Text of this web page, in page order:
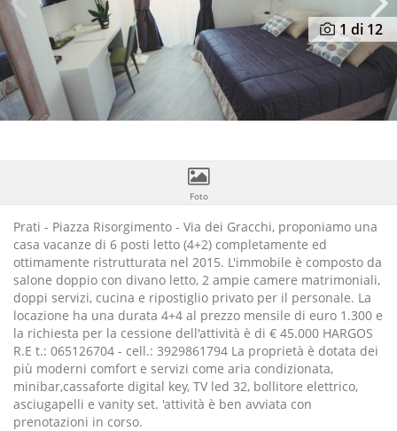
1 di 12
Previous
Foto
Prati - Piazza Risorgimento - Via dei Gracchi, proponiamo una
casa vacanze di 6 posti letto (4+2) completamente ed
ottimamente ristrutturata nel 2015. L'immobile è composto da
salone doppio con divano letto, 2 ampie camere matrimoniali,
doppi servizi, cucina e ripostiglio privato per il personale. La
locazione ha una durata 4+4 al prezzo mensile di euro 1.300 e
la richiesta per la cessione dell'attività è di € 45.000 HARGOS
R.E t.: 065126704 - cell.: 3929861794 La proprietà è dotata dei
più moderni comfort e servizi come aria condizionata,
minibar,cassaforte digital key, TV led 32, bollitore elettrico,
asciugapelli e vanity set. 'attività è ben avviata con
prenotazioni in corso.